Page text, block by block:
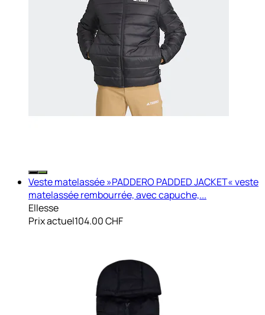
Veste matelassée »PADDERO PADDED JACKET« veste
matelassée rembourrée, avec capuche,...
Ellesse
Prix actuel104.00 CHF